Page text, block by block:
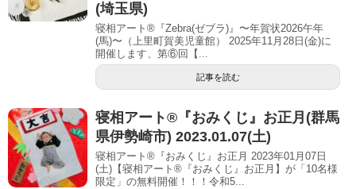
(埼玉県)
寝相アート®『Zebra(ゼブラ)』〜年賀状2026午年
(馬)〜（上里町賀美児童館） 2025年11月28日(金)に
開催します、第⑥回【...
記事を読む
寝相アート®︎『おみくじ』お正月(群馬
県伊勢崎市) 2023.01.07(土)
寝相アート®『おみくじ』お正月 2023年01月07日
(土)【寝相アート®︎『おみくじ』お正月】が「10名様
限定」の無料開催！！！令和5...